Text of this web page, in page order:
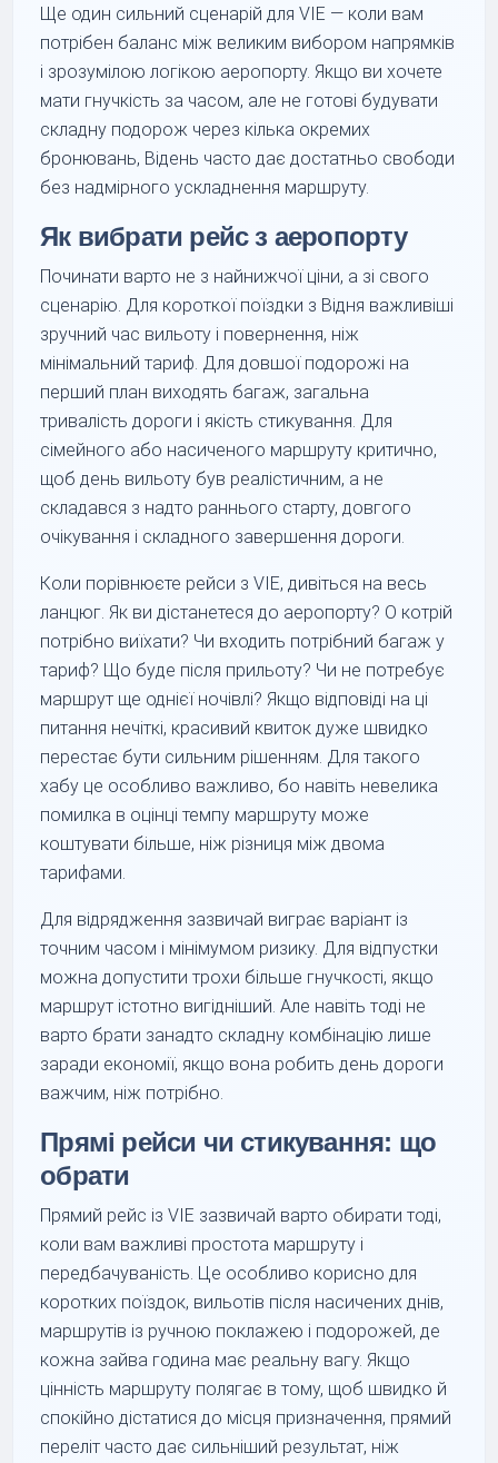
Ще один сильний сценарій для VIE — коли вам
потрібен баланс між великим вибором напрямків
і зрозумілою логікою аеропорту. Якщо ви хочете
мати гнучкість за часом, але не готові будувати
складну подорож через кілька окремих
бронювань, Відень часто дає достатньо свободи
без надмірного ускладнення маршруту.
Як вибрати рейс з аеропорту
Починати варто не з найнижчої ціни, а зі свого
сценарію. Для короткої поїздки з Відня важливіші
зручний час вильоту і повернення, ніж
мінімальний тариф. Для довшої подорожі на
перший план виходять багаж, загальна
тривалість дороги і якість стикування. Для
сімейного або насиченого маршруту критично,
щоб день вильоту був реалістичним, а не
складався з надто раннього старту, довгого
очікування і складного завершення дороги.
Коли порівнюєте рейси з VIE, дивіться на весь
ланцюг. Як ви дістанетеся до аеропорту? О котрій
потрібно виїхати? Чи входить потрібний багаж у
тариф? Що буде після прильоту? Чи не потребує
маршрут ще однієї ночівлі? Якщо відповіді на ці
питання нечіткі, красивий квиток дуже швидко
перестає бути сильним рішенням. Для такого
хабу це особливо важливо, бо навіть невелика
помилка в оцінці темпу маршруту може
коштувати більше, ніж різниця між двома
тарифами.
Для відрядження зазвичай виграє варіант із
точним часом і мінімумом ризику. Для відпустки
можна допустити трохи більше гнучкості, якщо
маршрут істотно вигідніший. Але навіть тоді не
варто брати занадто складну комбінацію лише
заради економії, якщо вона робить день дороги
важчим, ніж потрібно.
Прямі рейси чи стикування: що
обрати
Прямий рейс із VIE зазвичай варто обирати тоді,
коли вам важливі простота маршруту і
передбачуваність. Це особливо корисно для
коротких поїздок, вильотів після насичених днів,
маршрутів із ручною поклажею і подорожей, де
кожна зайва година має реальну вагу. Якщо
цінність маршруту полягає в тому, щоб швидко й
спокійно дістатися до місця призначення, прямий
переліт часто дає сильніший результат, ніж